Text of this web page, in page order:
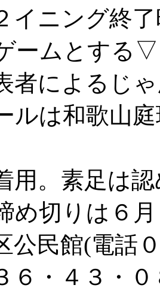
イニング終
ームとする
者によるじ
ルは和歌山
用。素足は
め切りは６
公民館(電話
６・４３・